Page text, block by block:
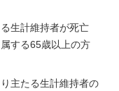
生計維持者が死亡
する65歳以上の方
主たる生計維持者の